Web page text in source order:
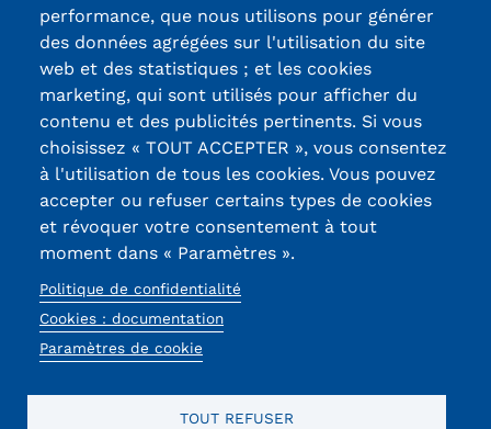
13, Rue Ernest
Thierry-Mieg
90010 BELFORT
Cedex
03 84 58 33 10
Réseaux
sociaux
Certifications /
Labels qualité
performance, que nous utilisons pour générer
des données agrégées sur l'utilisation du site
web et des statistiques ; et les cookies
marketing, qui sont utilisés pour afficher du
contenu et des publicités pertinents. Si vous
choisissez « TOUT ACCEPTER », vous consentez
à l'utilisation de tous les cookies. Vous pouvez
accepter ou refuser certains types de cookies
et révoquer votre consentement à tout
moment dans « Paramètres ».
Politique de confidentialité
Cookies : documentation
Paramètres de cookie
TOUT REFUSER